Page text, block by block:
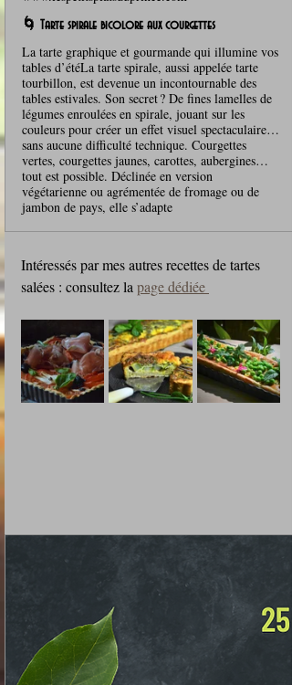
🌀 Tarte spirale bicolore aux courgettes
La tarte graphique et gourmande qui illumine vos
tables d’étéLa tarte spirale, aussi appelée tarte
tourbillon, est devenue un incontournable des
tables estivales. Son secret ? De fines lamelles de
légumes enroulées en spirale, jouant sur les
couleurs pour créer un effet visuel spectaculaire…
sans aucune difficulté technique. Courgettes
vertes, courgettes jaunes, carottes, aubergines…
tout est possible. Déclinée en version
végétarienne ou agrémentée de fromage ou de
jambon de pays, elle s’adapte
Intéressés par mes autres recettes de tartes
salées : consultez la page dédiée